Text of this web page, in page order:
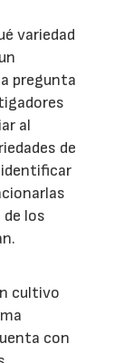
variedad
pregunta
al
de
los
cultivo
con